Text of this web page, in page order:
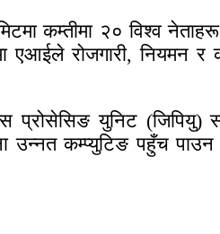
कम्तीमा २० विश्व
रोजगारी, नियमन र
प्रोसेसिङ युनिट
उन्नत कम्प्युटिङ पहुँच